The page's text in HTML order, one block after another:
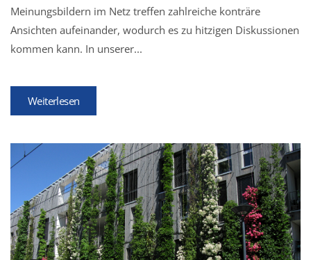
Meinungsbildern im Netz treffen zahlreiche konträre
Ansichten aufeinander, wodurch es zu hitzigen Diskussionen
kommen kann. In unserer...
Weiterlesen